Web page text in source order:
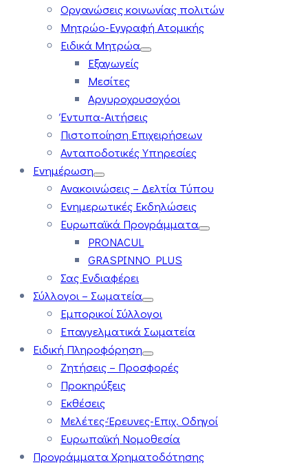
Οργανώσεις κοινωνίας πολιτών
Μητρώο-Εγγραφή Ατομικής
Ειδικά Μητρώα
Εξαγωγείς
Μεσίτες
Αργυροχρυσοχόοι
Έντυπα-Αιτήσεις
Πιστοποίηση Επιχειρήσεων
Ανταποδοτικές Υπηρεσίες
Ενημέρωση
Ανακοινώσεις – Δελτία Τύπου
Ενημερωτικές Εκδηλώσεις
Ευρωπαϊκά Προγράμματα
PRONACUL
GRASPINNO PLUS
Σας Ενδιαφέρει
Σύλλογοι – Σωματεία
Εμπορικοί Σύλλογοι
Επαγγελματικά Σωματεία
Ειδική Πληροφόρηση
Ζητήσεις – Προσφορές
Προκηρύξεις
Εκθέσεις
Μελέτες-Έρευνες-Επιχ. Οδηγοί
Ευρωπαϊκή Νομοθεσία
Προγράμματα Χρηματοδότησης